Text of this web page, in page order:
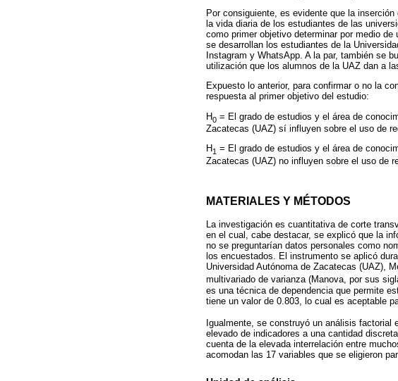
Por consiguiente, es evidente que la
la vida diaria de los estudiantes de las
como primer objetivo determinar por medio
se desarrollan los estudiantes de la
Instagram y WhatsApp. A la par, también se
utilización que los alumnos de la UAZ dan a
Expuesto lo anterior, para confirmar o no la
respuesta al primer objetivo del estudio:
H0 = El grado de estudios y el área de
Zacatecas (UAZ) sí influyen sobre el uso de
H1 = El grado de estudios y el área de
Zacatecas (UAZ) no influyen sobre el uso de
MATERIALES Y MÉTODOS
La investigación es cuantitativa de corte
en el cual, cabe destacar, se explicó que la
no se preguntarían datos personales como
los encuestados. El instrumento se aplicó
Universidad Autónoma de Zacatecas (UAZ),
multivariado de varianza (Manova, por sus
es una técnica de dependencia que permite
tiene un valor de 0.803, lo cual es aceptable
Igualmente, se construyó un análisis factorial
elevado de indicadores a una cantidad
cuenta de la elevada interrelación entre
acomodan las 17 variables que se eligieron